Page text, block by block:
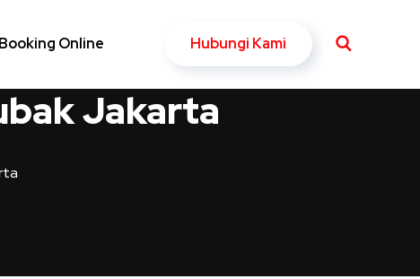
Booking Online Hubungi Kami
Jakarta